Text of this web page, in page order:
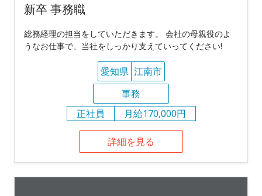
新卒 事務職
総務経理の担当をしていただきます。 会社の母親役のよ
うなお仕事で、当社をしっかり支えていってください!
愛知県 江南市
事務
正社員
月給170,000円
詳細を見る